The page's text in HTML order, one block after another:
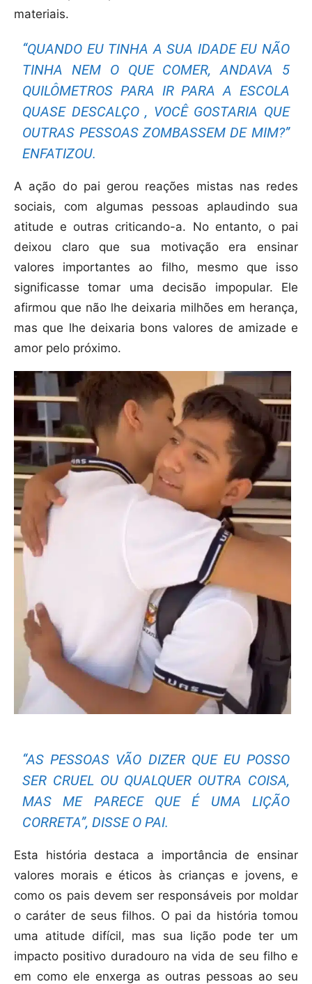
materiais.
“QUANDO EU TINHA A SUA IDADE EU NÃO
TINHA NEM O QUE COMER, ANDAVA 5
QUILÔMETROS PARA IR PARA A ESCOLA
QUASE DESCALÇO , VOCÊ GOSTARIA QUE
OUTRAS PESSOAS ZOMBASSEM DE MIM?”
ENFATIZOU.
A ação do pai gerou reações mistas nas redes
sociais, com algumas pessoas aplaudindo sua
atitude e outras criticando-a. No entanto, o pai
deixou claro que sua motivação era ensinar
valores importantes ao filho, mesmo que isso
significasse tomar uma decisão impopular. Ele
afirmou que não lhe deixaria milhões em herança,
mas que lhe deixaria bons valores de amizade e
amor pelo próximo.
“AS PESSOAS VÃO DIZER QUE EU POSSO
SER CRUEL OU QUALQUER OUTRA COISA,
MAS ME PARECE QUE É UMA LIÇÃO
CORRETA”, DISSE O PAI.
Esta história destaca a importância de ensinar
valores morais e éticos às crianças e jovens, e
como os pais devem ser responsáveis por moldar
o caráter de seus filhos. O pai da história tomou
uma atitude difícil, mas sua lição pode ter um
impacto positivo duradouro na vida de seu filho e
em como ele enxerga as outras pessoas ao seu